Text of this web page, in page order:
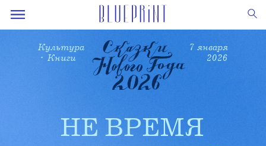
Культура
• Книги
7 января
2026
НЕ ВРЕМЯ